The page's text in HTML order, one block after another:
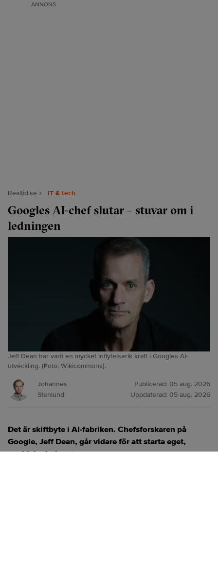
ANNONS
Realtid.se IT & tech
Googles AI-chef slutar – stuvar om i
ledningen
Jeff Dean har varit en mycket inflytelserik kraft i Googles AI-
utveckling. (Foto: Wikicommons).
Johannes
Stenlund
Publicerad: 05 aug. 2026
Uppdaterad: 05 aug. 2026
Det är skiftbyte i AI-fabriken. Chefsforskaren på
Google, Jeff Dean, går vidare för att starta eget,
meddelar bolaget.